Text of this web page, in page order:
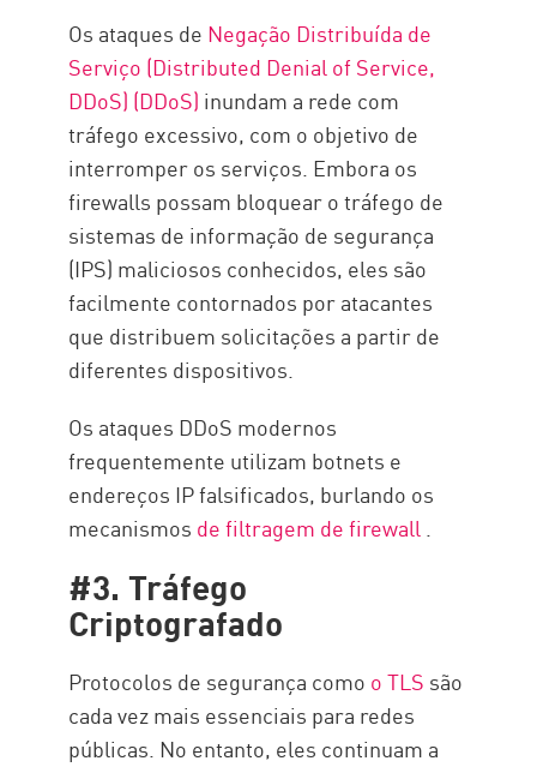
Os ataques de Negação Distribuída de
Serviço (Distributed Denial of Service,
DDoS) (DDoS) inundam a rede com
tráfego excessivo, com o objetivo de
interromper os serviços. Embora os
firewalls possam bloquear o tráfego de
sistemas de informação de segurança
(IPS) maliciosos conhecidos, eles são
facilmente contornados por atacantes
que distribuem solicitações a partir de
diferentes dispositivos.
Os ataques DDoS modernos
frequentemente utilizam botnets e
endereços IP falsificados, burlando os
mecanismos de filtragem de firewall.
#3. Tráfego
Criptografado
Protocolos de segurança como o TLS são
cada vez mais essenciais para redes
públicas. No entanto, eles continuam a